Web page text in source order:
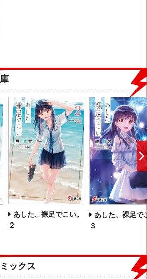
あした、裸足でこい。
２
あした、裸足で
３
ックス